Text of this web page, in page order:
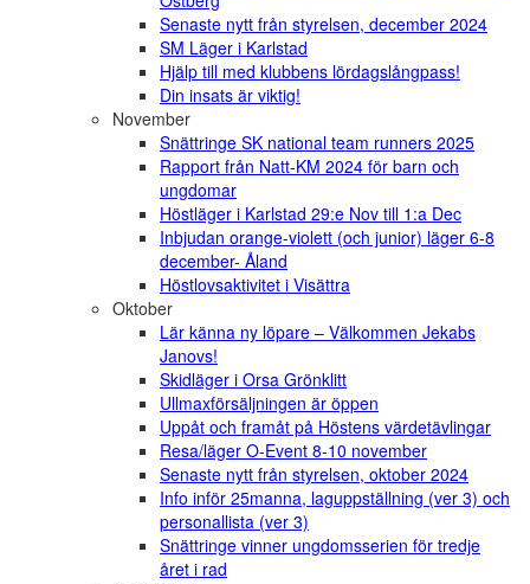
Senaste nytt från styrelsen, december 2024
SM Läger i Karlstad
Hjälp till med klubbens lördagslångpass!
Din insats är viktig!
November
Snättringe SK national team runners 2025
Rapport från Natt-KM 2024 för barn och
ungdomar
Höstläger i Karlstad 29:e Nov till 1:a Dec
Inbjudan orange-violett (och junior) läger 6-8
december- Åland
Höstlovsaktivitet i Visättra
Oktober
Lär känna ny löpare – Välkommen Jekabs
Janovs!
Skidläger i Orsa Grönklitt
Ullmaxförsäljningen är öppen
Uppåt och framåt på Höstens värdetävlingar
Resa/läger O-Event 8-10 november
Senaste nytt från styrelsen, oktober 2024
Info inför 25manna, laguppställning (ver 3) och
personallista (ver 3)
Snättringe vinner ungdomsserien för tredje
året i rad